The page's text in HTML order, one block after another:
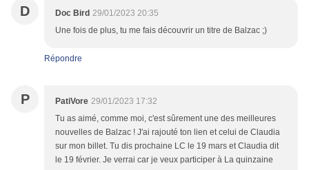
D Doc Bird 29/01/2023 20:35
Une fois de plus, tu me fais découvrir un titre de Balzac ;)
Répondre
P PatiVore 29/01/2023 17:32
Tu as aimé, comme moi, c'est sûrement une des meilleures
nouvelles de Balzac ! J'ai rajouté ton lien et celui de Claudia
sur mon billet. Tu dis prochaine LC le 19 mars et Claudia dit
le 19 février. Je verrai car je veux participer à La quinzaine